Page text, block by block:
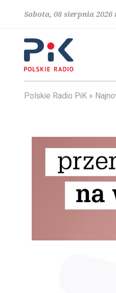
Sobota, 08 sierpnia
Polskie Radio PiK